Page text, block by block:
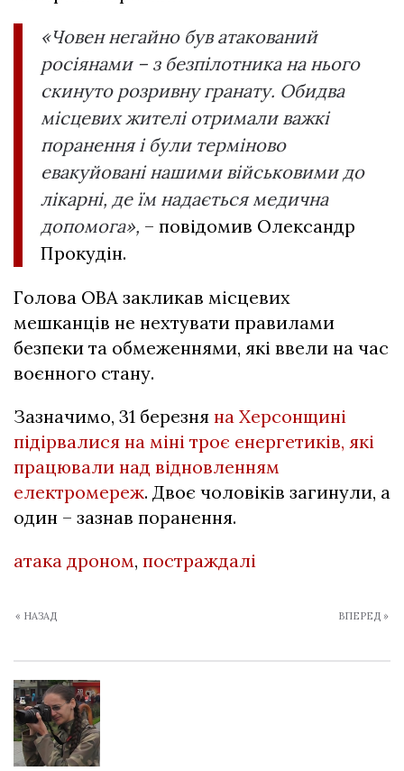
«Човен негайно був атакований
росіянами – з безпілотника на нього
скинуто розривну гранату. Обидва
місцевих жителі отримали важкі
поранення і були терміново
евакуйовані нашими військовими до
лікарні, де їм надається медична
допомога», – повідомив Олександр
Прокудін.
Голова ОВА закликав місцевих
мешканців не нехтувати правилами
безпеки та обмеженнями, які ввели на час
воєнного стану.
Зазначимо, 31 березня на Херсонщині
підірвалися на міні троє енергетиків, які
працювали над відновленням
електромереж. Двоє чоловіків загинули, а
один – зазнав поранення.
атака дроном, постраждалі
« НАЗАД ВПЕРЕД »